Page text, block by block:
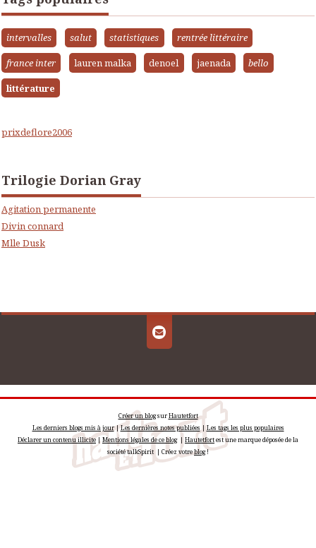
intervalles salut statistiques
rentrée littéraire
france inter
lauren malka denoel jaenada
bello
littérature
prixdeflore2006
Trilogie Dorian Gray
Agitation permanente
Divin connard
Mlle Dusk
Créer un blogsurHautetfort
Les derniers blogs mis à jour|Les dernières notes publiées |Les tags les plus populaires
Déclarer un contenu illicite| Mentions légales de ce blog| Hautetfortest une marque déposée de la
société talkSpirit | Créez votreblog!